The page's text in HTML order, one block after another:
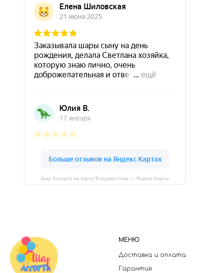
Шар Ассорти на карте Владивостока — Яндекс Карты
МЕНЮ
Доставка и оплата
Гарантия